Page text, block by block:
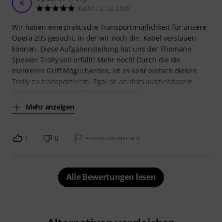
K
KaiM 12.10.2009
Wir haben eine praktische Transportmöglichkeit für unsere
Opera 205 gesucht, in der wir noch div. Kabel verstauen
können. Diese Aufgabenstellung hat uns der Thomann
Speaker Trolly voll erfüllt! Mehr noch! Durch die die
mehreren Griff Möglichkeiten, ist es sehr einfach diesen
Trolly zu transportieren. Egal ob an dem ausziehbarem
Mehr anzeigen
1 0 BEWERTUNG MELDEN
Alle Bewertungen lesen